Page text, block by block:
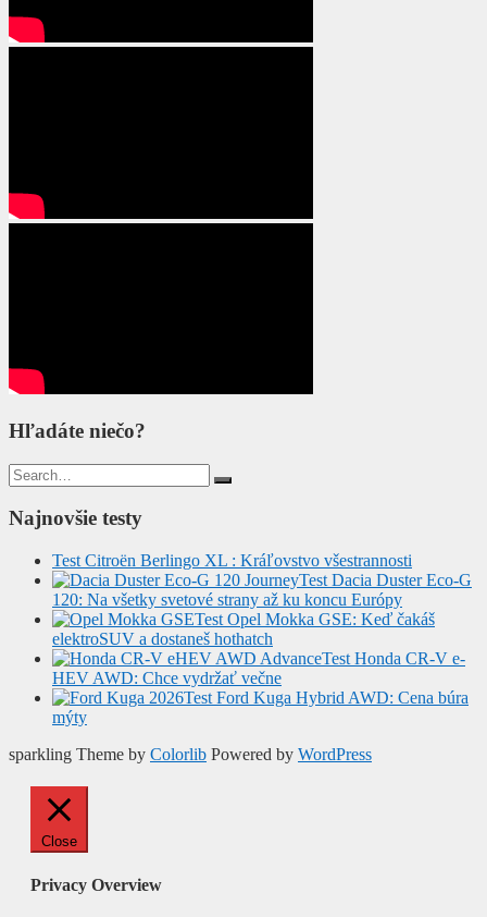
Hľadáte niečo?
Search
for:
Najnovšie testy
Test Citroën Berlingo XL : Kráľovstvo všestrannosti
Test Dacia Duster Eco-G
120: Na všetky svetové strany až ku koncu Európy
Test Opel Mokka GSE: Keď čakáš
elektroSUV a dostaneš hothatch
Test Honda CR-V e-
HEV AWD: Chce vydržať večne
Test Ford Kuga Hybrid AWD: Cena búra
mýty
sparkling Theme by Colorlib Powered by WordPress
Close
Privacy Overview